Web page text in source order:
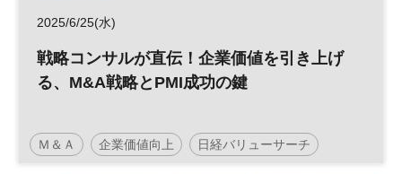
2025/6/25(水)
戦略コンサルが直伝！企業価値を引き上げ
る、M&A戦略とPMI成功の鍵
Ｍ＆Ａ 企業価値向上 日経バリューサーチ